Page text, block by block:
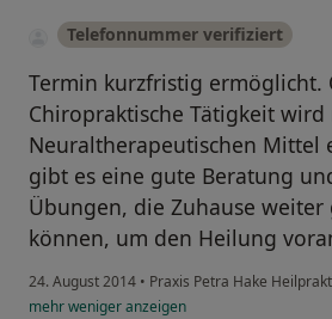
Telefonnummer verifiziert
Termin kurzfristig ermöglicht.
Chiropraktische Tätigkeit
Neuraltherapeutischen Mittel
gibt es eine gute Beratung
Übungen, die Zuhause
können, um den Heilung
24. August 2014 • Praxis Petra Hake
mehrwenigeranzeigen